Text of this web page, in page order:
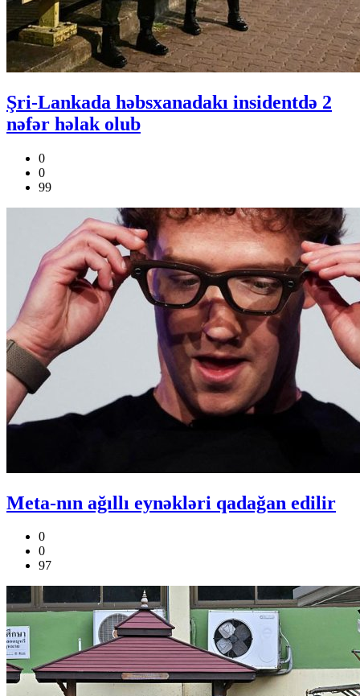
Şri-Lankada həbsxanadakı insidentdə 2
nəfər həlak olub
0
0
99
Meta-nın ağıllı eynəkləri qadağan edilir
0
0
97